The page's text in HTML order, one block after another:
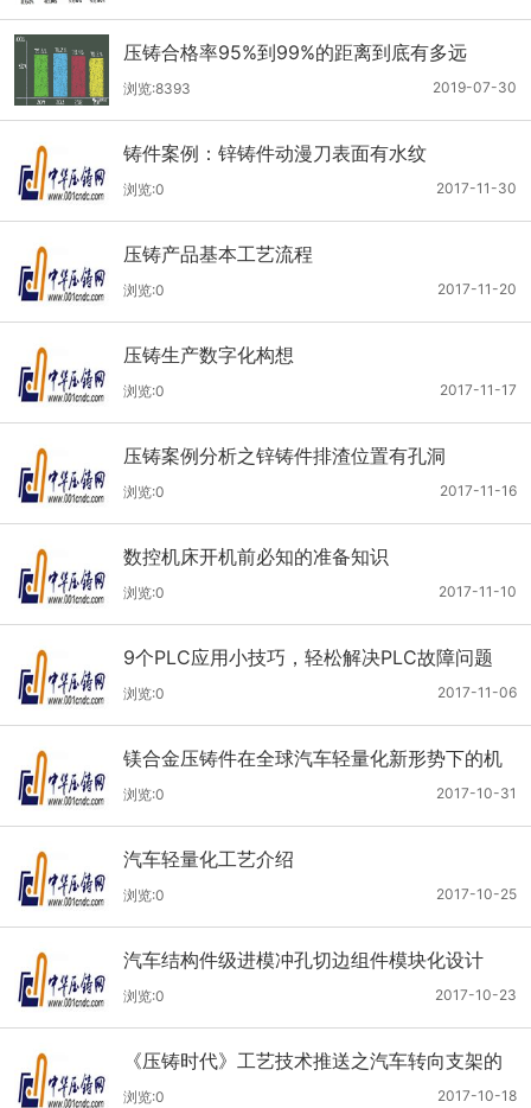
压铸合格率95%到99%的距离到底有多远
（一）
2019-07-30
浏览:8393
铸件案例：锌铸件动漫刀表面有水纹
2017-11-30
浏览:0
压铸产品基本工艺流程
2017-11-20
浏览:0
压铸生产数字化构想
2017-11-17
浏览:0
压铸案例分析之锌铸件排渣位置有孔洞
2017-11-16
浏览:0
数控机床开机前必知的准备知识
2017-11-10
浏览:0
9个PLC应用小技巧，轻松解决PLC故障问题
2017-11-06
浏览:0
镁合金压铸件在全球汽车轻量化新形势下的机
遇与挑战
2017-10-31
浏览:0
汽车轻量化工艺介绍
2017-10-25
浏览:0
汽车结构件级进模冲孔切边组件模块化设计
2017-10-23
浏览:0
《压铸时代》工艺技术推送之汽车转向支架的
镁合金压铸工艺改善
2017-10-18
浏览:0